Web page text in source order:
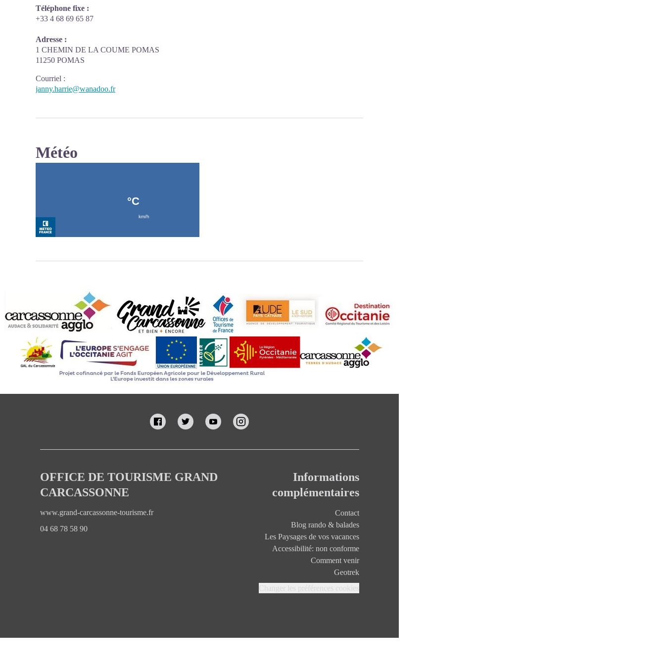
Téléphone fixe :
+33 4 68 69 65 87
Adresse :
1 CHEMIN DE LA COUME POMAS
11250 POMAS
Courriel :
janny.harrie@wanadoo.fr
Météo
OFFICE DE TOURISME GRAND
CARCASSONNE
www.grand-carcassonne-tourisme.fr
04 68 78 58 90
Informations
complémentaires
Contact
Blog rando & balades
Les Paysages de vos vacances
Accessibilité: non conforme
Comment venir
Geotrek
Changer les préférences cookies